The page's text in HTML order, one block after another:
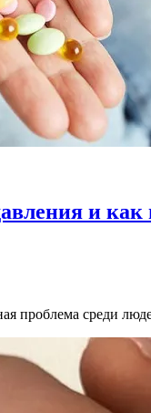
и как
проблема среди